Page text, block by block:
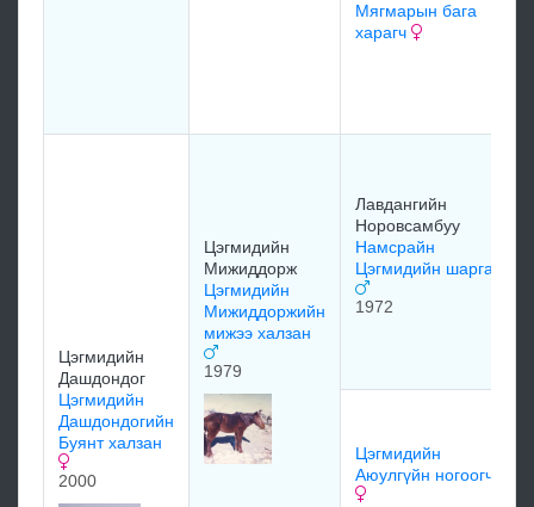
Мягмарын бага
харагч
Цэгмидийн
Дашдондог
Цэгмидийн
Дашдондогийн
Буянт халзан
2000
Цэгмидийн
Мижиддорж
Цэгмидийн
Мижиддоржийн
мижээ халзан
1979
Лавдангийн
Норовсамбуу
Намсрайн
Цэгмидийн шарга
1972
Цэгмидийн
Аюулгүйн ногоогч